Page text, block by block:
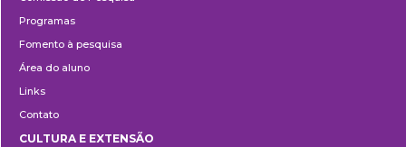
Programas
Fomento à pesquisa
Área do aluno
Links
Contato
CULTURA E EXTENSÃO